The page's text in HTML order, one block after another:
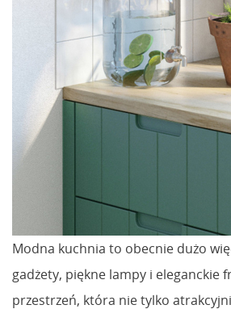
Modna kuchnia to obecnie dużo
gadżety, piękne lampy i eleganckie
przestrzeń, która nie tylko